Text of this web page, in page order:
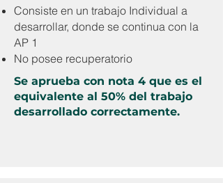
Consiste en un trabajo Individual a
desarrollar, donde se continua con la
AP 1
No posee recuperatorio
Se aprueba con nota 4 que es el
equivalente al 50% del trabajo
desarrollado correctamente.